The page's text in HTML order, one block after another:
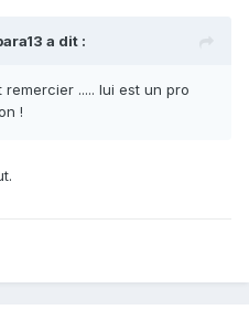
a dit :
..... lui est un pro
!